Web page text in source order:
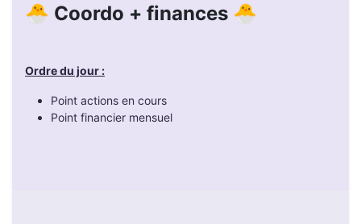
🐣 Coordo + finances 🐣
Ordre du jour :
Point actions en cours
Point financier mensuel